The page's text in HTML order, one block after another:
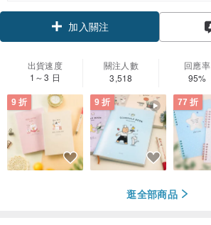
加入關注
出貨速度
1～3 日
關注人數
3,518
回應率
95%
9 折 9 折 77 折
逛全部商品